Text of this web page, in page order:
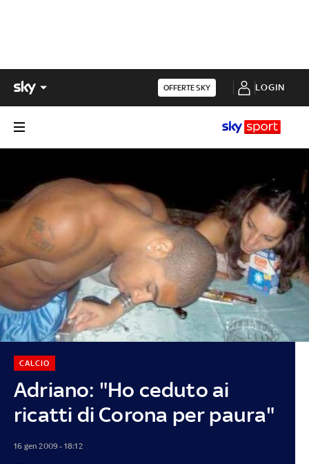
OFFERTE SKY LOGIN
Adriano: "Ho ceduto ai
ricatti di Corona per paura"
CALCIO
16 gen 2009 - 18:12